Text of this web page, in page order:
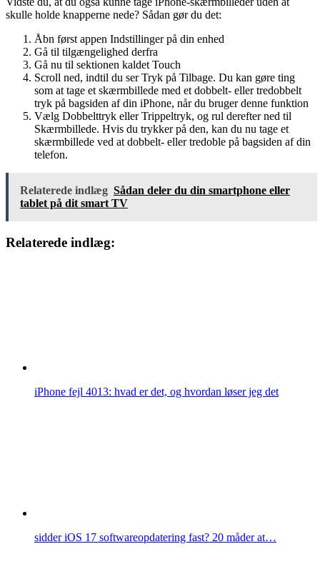
skulle holde knapperne nede? Sådan gør du det:
Åbn først appen Indstillinger på din enhed
Gå til tilgængelighed derfra
Gå nu til sektionen kaldet Touch
Scroll ned, indtil du ser Tryk på Tilbage. Du kan gøre ting
som at tage et skærmbillede med et dobbelt- eller tredobbelt
tryk på bagsiden af ​​din iPhone, når du bruger denne funktion
Vælg Dobbelttryk eller Trippeltryk, og rul derefter ned til
Skærmbillede. Hvis du trykker på den, kan du nu tage et
skærmbillede ved at dobbelt- eller tredoble på bagsiden af ​​din
telefon.
Relaterede indlæg Sådan deler du din smartphone eller
tablet på dit smart TV
Relaterede indlæg:
iPhone fejl 4013: hvad er det, og hvordan løser jeg det
sidder iOS 17 softwareopdatering fast? 20 måder at…